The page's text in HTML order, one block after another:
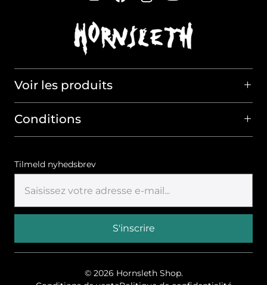
Voir les produits
Conditions
Tilmeld nyhedsbrev
© 2026 Hornsleth Shop.